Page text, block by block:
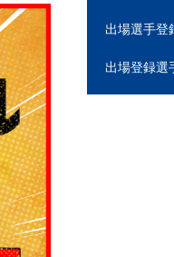
出場選手登
出場登録選